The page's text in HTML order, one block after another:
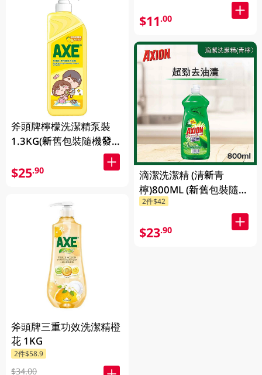
斧頭牌檸檬洗潔精泵裝
1.3KG(新舊包裝隨機發
$25.90
斧頭牌三重功效洗潔精橙
花 1KG
2件$58.9
$34.00
$11.00
滴潔洗潔精 (清新青
檸)800ML (新舊包裝隨機
發貨)
2件$42
$23.90